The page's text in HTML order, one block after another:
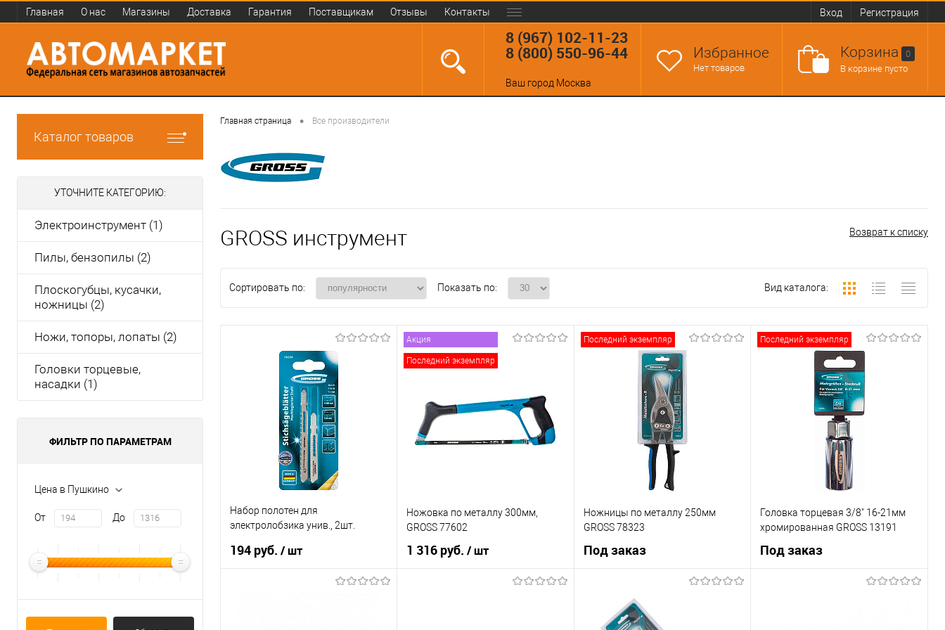
Главная О нас Магазины Доставка Гарантия Поставщикам Отзывы Контакты Вход Регистрация
8 (967) 102-11-23
8 (800) 550-96-44
Ваш город Москва
Избранное
Нет товаров
Корзина
0
В корзине пусто
Каталог товаров
УТОЧНИТЕ КАТЕГОРИЮ:
Электроинструмент (1)
Пилы, бензопилы (2)
Плоскогубцы, кусачки,
ножницы (2)
Ножи, топоры, лопаты (2)
Головки торцевые,
насадки (1)
ФИЛЬТР ПО ПАРАМЕТРАМ
Цена в Пушкино
От До
Главная страница • Все производители
Возврат к списку
GROSS инструмент
Сортировать по: Показать по: Вид каталога:
Набор полотен для
электролобзика унив., 2шт.
194 руб. / шт
Акция
Последний экземпляр
Ножовка по металлу 300мм,
GROSS 77602
1 316 руб. / шт
Последний экземпляр
Ножницы по металлу 250мм
GROSS 78323
Под заказ
Последний экземпляр
Головка торцевая 3/8" 16-21мм
хромированная GROSS 13191
Под заказ